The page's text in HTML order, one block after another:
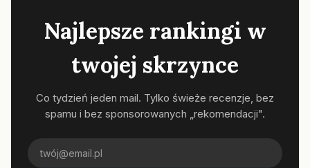
Najlepsze rankingi w
twojej skrzynce
Co tydzień jeden mail. Tylko świeże recenzje, bez
spamu i bez sponsorowanych „rekomendacji".